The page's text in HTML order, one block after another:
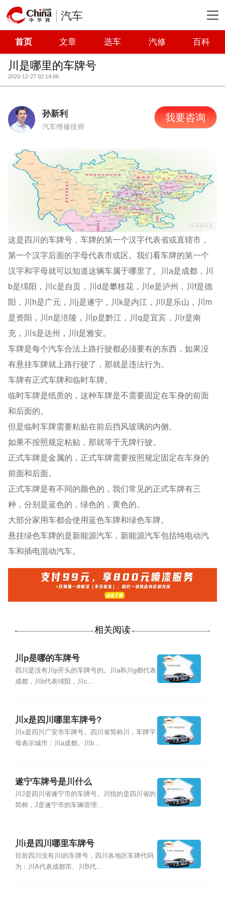
汽车
首页 文章 选车 汽修 百科
川是哪里的车牌号
2020-12-27 02:14:06
孙新利
汽车维修技师
我要咨询
这是四川的车牌号，车牌的第一个汉字代表省或直辖市，
第一个汉字后面的字母代表市或区。我们看车牌的第一个
汉字和字母就可以知道这辆车属于哪里了。川a是成都，川
b是绵阳，川c是自贡，川d是攀枝花，川e是泸州，川f是德
阳，川h是广元，川j是遂宁，川k是内江，川l是乐山，川m
是资阳，川n是涪陵，川p是黔江，川q是宜宾，川r是南
充，川s是达州，川t是雅安。
车牌是每个汽车合法上路行驶都必须要有的东西，如果没
有悬挂车牌就上路行驶了，那就是违法行为。
车牌有正式车牌和临时车牌。
临时车牌是纸质的，这种车牌是不需要固定在车身的前面
和后面的。
但是临时车牌需要粘贴在前后挡风玻璃的内侧。
如果不按照规定粘贴，那就等于无牌行驶。
正式车牌是金属的，正式车牌需要按照规定固定在车身的
前面和后面。
正式车牌是有不同的颜色的，我们常见的正式车牌有三
种，分别是蓝色的，绿色的，黄色的。
大部分家用车都会使用蓝色车牌和绿色车牌。
悬挂绿色车牌的是新能源汽车，新能源汽车包括纯电动汽
车和插电混动汽车。
相关阅读
川p是哪的车牌号
四川是没有川p开头的车牌号的。川a和川g都代表
成都，川b代表绵阳，川c...
川x是四川哪里车牌号?
川x是四川广安市车牌号。四川省简称川，车牌字
母表示城市：川a成都。川b...
遂宁车牌号是川什么
川J是四川省遂宁市的车牌号。川指的是四川省的
简称，J是遂宁市的车辆管理...
川i是四川哪里车牌号
目前四川没有川i的车牌号，四川各地区车牌代码
为：川A代表成都市、川B代...